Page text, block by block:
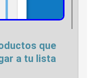
que
a tu lista